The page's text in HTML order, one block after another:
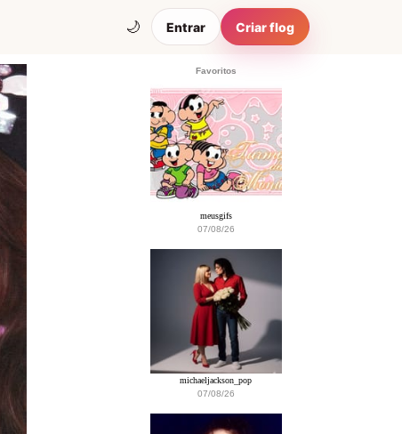
🌙 Entrar Criar flog
Favoritos
meusgifs
07/08/26
michaeljackson_pop
07/08/26